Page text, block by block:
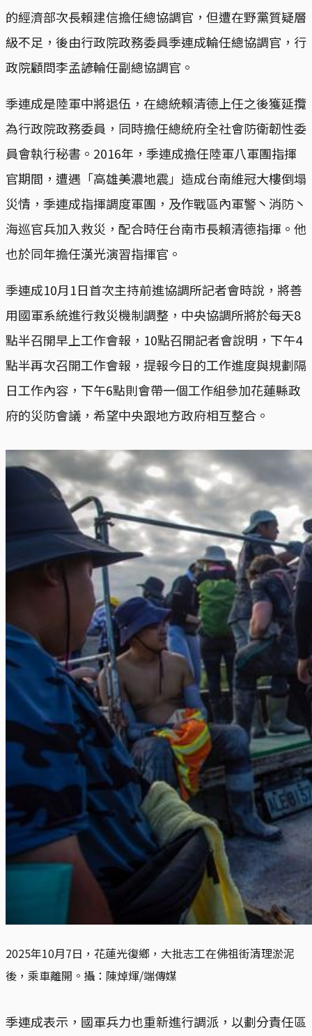
的經濟部次長賴建信擔任總協調官，但遭在野黨質疑層
級不足，後由行政院政務委員季連成輪任總協調官，行
政院顧問李孟諺輪任副總協調官。
季連成是陸軍中將退伍，在總統賴清德上任之後獲延攬
為行政院政務委員，同時擔任總統府全社會防衛韌性委
員會執行秘書。2016年，季連成擔任陸軍八軍團指揮
官期間，遭遇「高雄美濃地震」造成台南維冠大樓倒塌
災情，季連成指揮調度軍團，及作戰區內軍警丶消防丶
海巡官兵加入救災，配合時任台南市長賴清德指揮。他
也於同年擔任漢光演習指揮官。
季連成10月1日首次主持前進協調所記者會時說，將善
用國軍系統進行救災機制調整，中央協調所將於每天8
點半召開早上工作會報，10點召開記者會說明，下午4
點半再次召開工作會報，提報今日的工作進度與規劃隔
日工作內容，下午6點則會帶一個工作組參加花蓮縣政
府的災防會議，希望中央跟地方政府相互整合。
2025年10月7日，花蓮光復鄉，大批志工在佛祖街清理淤泥
後，乘車離開。攝：陳焯煇/端傳媒
季連成表示，國軍兵力也重新進行調派，以劃分責任區